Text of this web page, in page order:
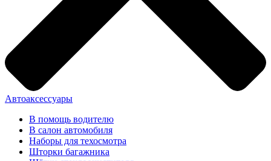
Автоаксессуары
В помощь водителю
В салон автомобиля
Наборы для техосмотра
Шторки багажника